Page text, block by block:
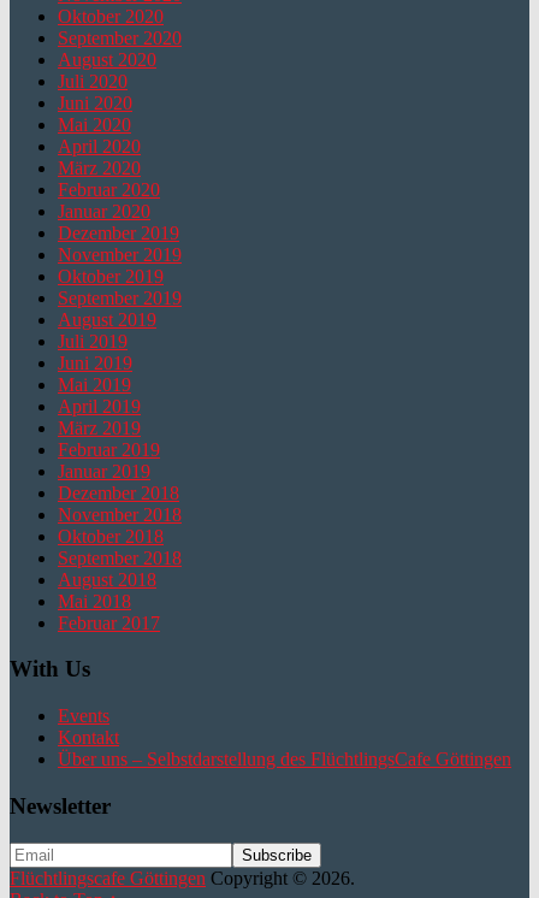
Oktober 2020
September 2020
August 2020
Juli 2020
Juni 2020
Mai 2020
April 2020
März 2020
Februar 2020
Januar 2020
Dezember 2019
November 2019
Oktober 2019
September 2019
August 2019
Juli 2019
Juni 2019
Mai 2019
April 2019
März 2019
Februar 2019
Januar 2019
Dezember 2018
November 2018
Oktober 2018
September 2018
August 2018
Mai 2018
Februar 2017
With Us
Events
Kontakt
Über uns – Selbstdarstellung des FlüchtlingsCafe Göttingen
Newsletter
Flüchtlingscafe Göttingen Copyright © 2026.